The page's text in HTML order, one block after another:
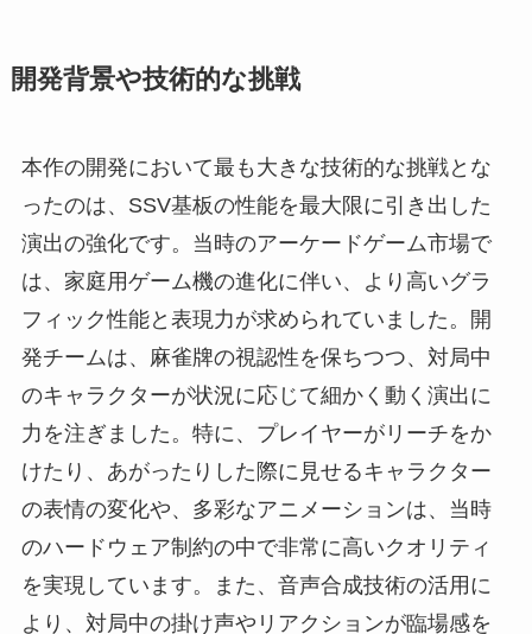
開発背景や技術的な挑戦
本作の開発において最も大きな技術的な挑戦とな
ったのは、SSV基板の性能を最大限に引き出した
演出の強化です。当時のアーケードゲーム市場で
は、家庭用ゲーム機の進化に伴い、より高いグラ
フィック性能と表現力が求められていました。開
発チームは、麻雀牌の視認性を保ちつつ、対局中
のキャラクターが状況に応じて細かく動く演出に
力を注ぎました。特に、プレイヤーがリーチをか
けたり、あがったりした際に見せるキャラクター
の表情の変化や、多彩なアニメーションは、当時
のハードウェア制約の中で非常に高いクオリティ
を実現しています。また、音声合成技術の活用に
より、対局中の掛け声やリアクションが臨場感を